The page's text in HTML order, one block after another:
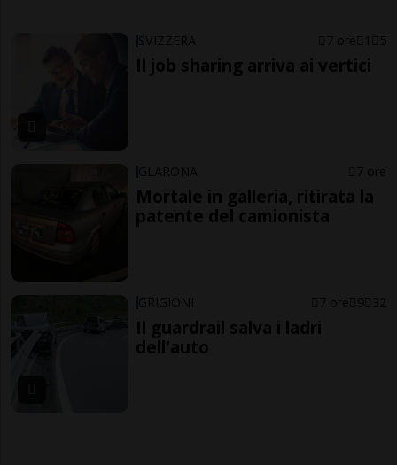
SVIZZERA 7 ore 1 5
Il job sharing arriva ai vertici
GLARONA 7 ore
Mortale in galleria, ritirata la
patente del camionista
GRIGIONI 7 ore 9 32
Il guardrail salva i ladri
dell'auto